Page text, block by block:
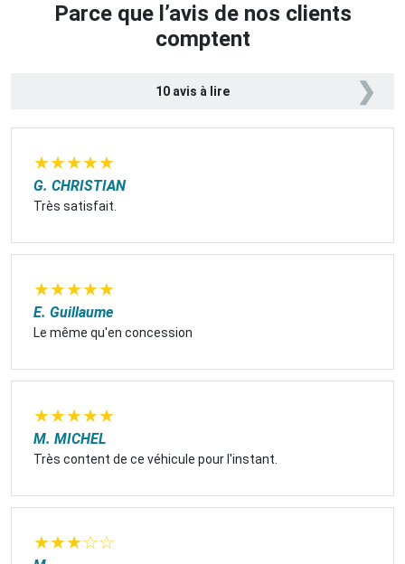
Parce que l’avis de nos clients
comptent
10 avis à lire ❯
★★★★★
G. CHRISTIAN
Très satisfait.
★★★★★
E. Guillaume
Le même qu'en concession
★★★★★
M. MICHEL
Très content de ce véhicule pour l'instant.
★★★☆☆